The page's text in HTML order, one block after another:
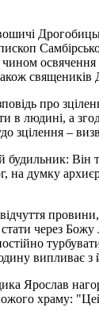
про
в людині, а
зцілення –
будильник: Він
на думку
відчуття
через Божу
випливає з
Ярослав
храму: "Цей